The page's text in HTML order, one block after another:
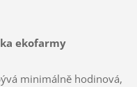
ekofarmy
minimálně hodinová,